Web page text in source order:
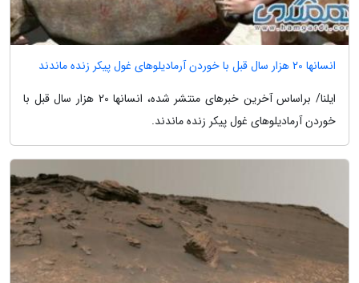
انسانها 20 هزار سال قبل با خوردن آرمادیلوهای غول پیکر زنده ماندند
ایلنا/ براساس آخرین خبرهای منتشر شده، انسانها 20 هزار سال قبل با
خوردن آرمادیلوهای غول پیکر زنده ماندند.